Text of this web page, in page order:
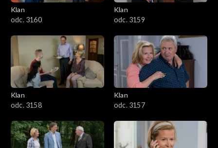
Klan
odc. 3160
Klan
odc. 3159
Klan
odc. 3158
Klan
odc. 3157